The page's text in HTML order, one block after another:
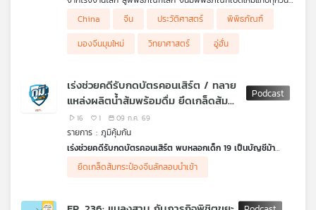
รัฐบาลให้ความสำคัญกับการสร้างแหล่งเรียนรู้นี้แก่พลเมือง สิ่งที่จีน
กำลังเก็บรักษาไว้ ไม่ใช่เพียงเรื่องราวของอดีต หากแต่เป็นอำนาจ
ทางวัฒนธรรมที่จะกำหนดอนาคตของประเทศด้วย
คุยเรื่องนี้
China จีน ประวัติศาสตร์
พิพิธภัณฑ์
มองจีนมุมใหม่
วิทยาศาสตร์ อู่ฮั่น
เร่งช่วยคดีรับกดบัตรคอนเสิร์ต / ทลาย
แหล่งผลิตน้ำส้มพร้อมดื่ม ยึดเกล็ดส้ม
ลักลอบนำเข้าไร้ อย. / กินเผ็ดตอนเด็ก
อาจตัวเล็ก จริงหรือ
16 1 09 ก.ค. 69
รายการ : ภูมิคุ้มกัน
เร่งช่วยคดีรับกดบัตรคอนเสิร์ต พบหลอกเด็ก 19 เป็นบัญชีม้า
กรณีมีกลุ่มผู้เสียหายเข้าร้องทุกข์ต่อกองบังคับการปราบปรามการกระ
ทำความผิดเกี่ยวกับการคุ้มครองผู้บริโภค (บก.ปคบ.) และ สคบ. หลัง
โดยถูกเรียกเก็บเงินล่วงหน้าเต็มจำนวน แต่เมื่อไม่สามารถกดบัตรได้
ยึดเกล็ดส้มกระป๋องจีนลักลอบนำเข้า